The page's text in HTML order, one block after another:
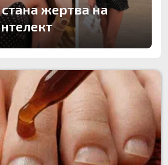
жертва на